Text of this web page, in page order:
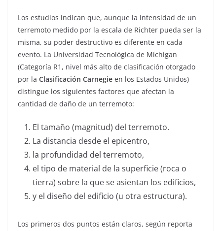
Los estudios indican que, aunque la intensidad de un
terremoto medido por la escala de Richter pueda ser la
misma, su poder destructivo es diferente en cada
evento. La Universidad Tecnológica de Míchigan
(Categoría R1, nivel más alto de clasificación otorgado
por la Clasificación Carnegie en los Estados Unidos)
distingue los siguientes factores que afectan la
cantidad de daño de un terremoto:
El tamaño (magnitud) del terremoto.
La distancia desde el epicentro,
la profundidad del terremoto,
el tipo de material de la superficie (roca o
tierra) sobre la que se asientan los edificios,
y el diseño del edificio (u otra estructura).
Los primeros dos puntos están claros, según reporta